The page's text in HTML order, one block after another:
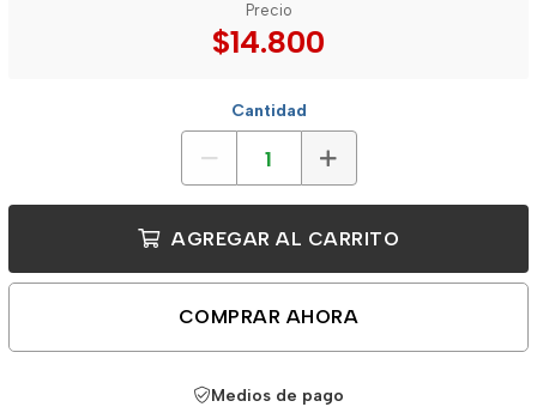
Precio
$14.800
Cantidad
AGREGAR AL CARRITO
COMPRAR AHORA
Medios de pago